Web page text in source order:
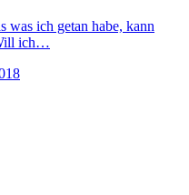
was ich getan habe, kann
ich…
Anzahl